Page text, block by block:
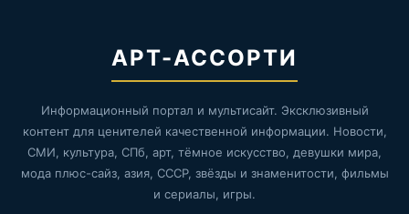
АРТ-АССОРТИ
Информационный портал и мультисайт. Эксклюзивный
контент для ценителей качественной информации. Новости,
СМИ, культура, СПб, арт, тёмное искусство, девушки мира,
мода плюс-сайз, азия, СССР, звёзды и знаменитости, фильмы
и сериалы, игры.